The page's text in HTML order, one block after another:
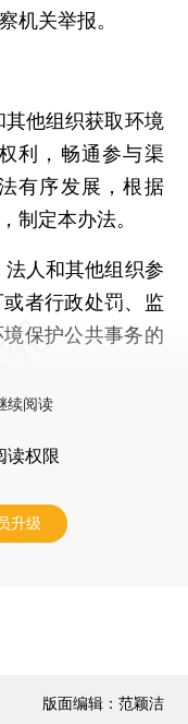
机关举报。
他组织获取环境
利，畅通参与渠
有序发展，根据
制定本办法。
人和其他组织参
者行政处罚、监
保护公共事务的
续阅读
读权限
升级
版面编辑：范颖洁